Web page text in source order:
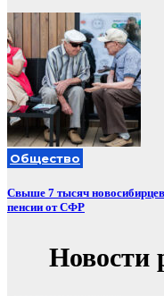
Общество
Свыше 7 тысяч
пенсии от СФР